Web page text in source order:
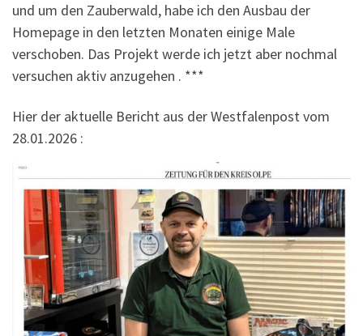
und um den Zauberwald, habe ich den Ausbau der
Homepage in den letzten Monaten einige Male
verschoben. Das Projekt werde ich jetzt aber nochmal
versuchen aktiv anzugehen . ***
Hier der aktuelle Bericht aus der Westfalenpost vom
28.01.2026 :